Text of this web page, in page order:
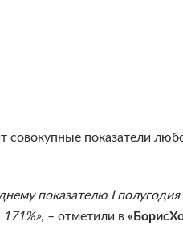
совокупные показатели
показателю I полугодия
, – отметили в